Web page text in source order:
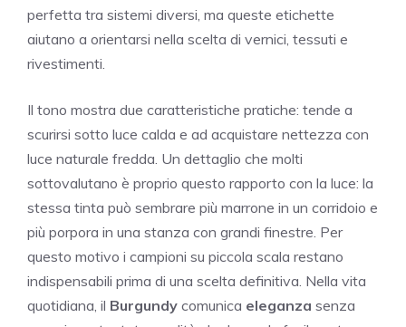
perfetta tra sistemi diversi, ma queste etichette
aiutano a orientarsi nella scelta di vernici, tessuti e
rivestimenti.
Il tono mostra due caratteristiche pratiche: tende a
scurirsi sotto luce calda e ad acquistare nettezza con
luce naturale fredda. Un dettaglio che molti
sottovalutano è proprio questo rapporto con la luce: la
stessa tinta può sembrare più marrone in un corridoio e
più porpora in una stanza con grandi finestre. Per
questo motivo i campioni su piccola scala restano
indispensabili prima di una scelta definitiva. Nella vita
quotidiana, il Burgundy comunica eleganza senza